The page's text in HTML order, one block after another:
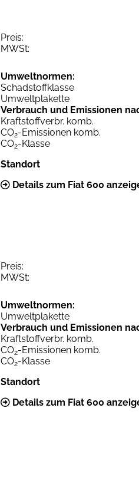
Preis:
MWSt:
Umweltnormen:
Schadstoffklasse
Umweltplakette
Verbrauch und Emissionen
Kraftstoffverbr. komb.
CO2-Emissionen komb.
CO2-Klasse
Standort
Details zum Fiat 600
Preis:
MWSt:
Umweltnormen:
Umweltplakette
Verbrauch und Emissionen
Kraftstoffverbr. komb.
CO2-Emissionen komb.
CO2-Klasse
Standort
Details zum Fiat 600